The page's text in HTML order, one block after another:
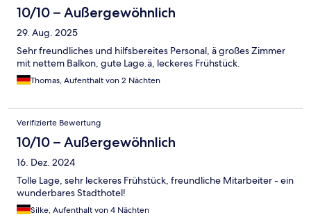
10/10 – Außergewöhnlich
29. Aug. 2025
Sehr freundliches und hilfsbereites Personal, ä großes Zimmer
mit nettem Balkon, gute Lage.ä, leckeres Frühstück.
Thomas, Aufenthalt von 2 Nächten
Verifizierte Bewertung
10/10 – Außergewöhnlich
16. Dez. 2024
Tolle Lage, sehr leckeres Frühstück, freundliche Mitarbeiter - ein
wunderbares Stadthotel!
Silke, Aufenthalt von 4 Nächten